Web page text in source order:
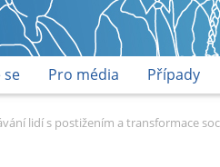
se Pro média Případy
lidí s postižením a transformace